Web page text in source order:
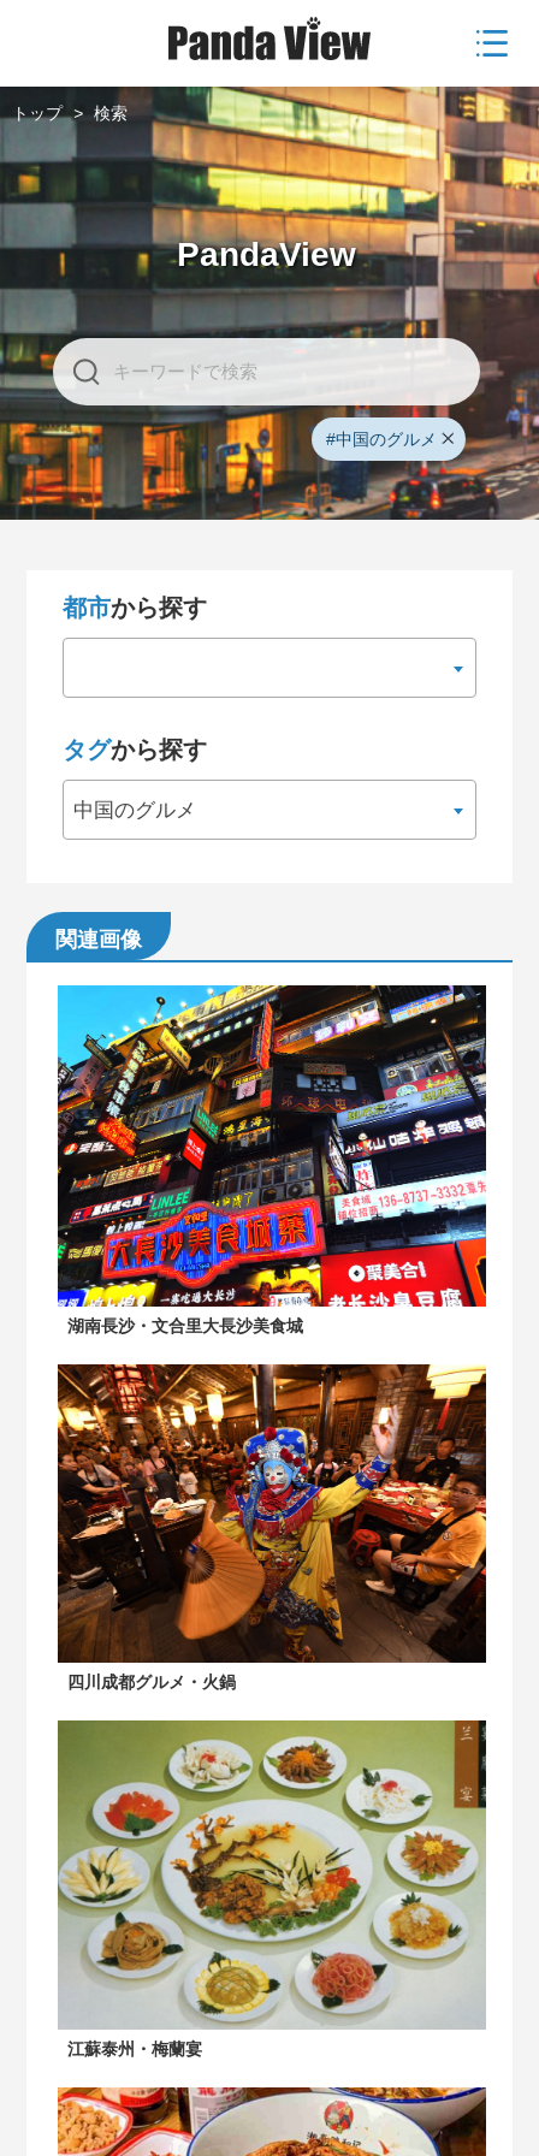
トップ > 検索
PandaView
#中国のグルメ
都市から探す
タグから探す
中国のグルメ
関連画像
湖南長沙・文合里大長沙美食城
四川成都グルメ・火鍋
江蘇泰州・梅蘭宴